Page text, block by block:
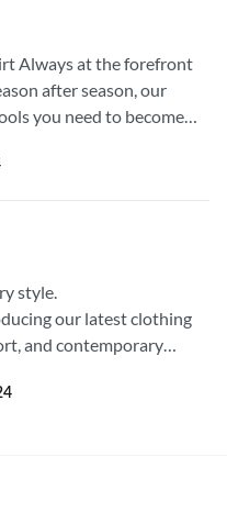
Always at the forefront
after season, our
you need to become
style.
our latest clothing
and contemporary